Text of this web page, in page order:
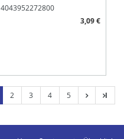
4043952272800
3,09 €
2 3 4 5 l